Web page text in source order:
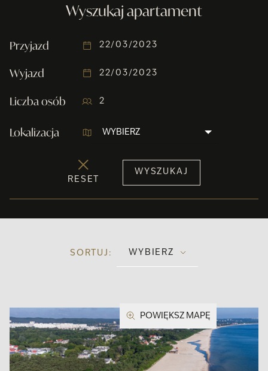
Wyszukaj apartament
Przyjazd
Wyjazd
Liczba osób
Lokalizacja WYBIERZ
RESET
SORTUJ: WYBIERZ
POWIĘKSZ MAPĘ